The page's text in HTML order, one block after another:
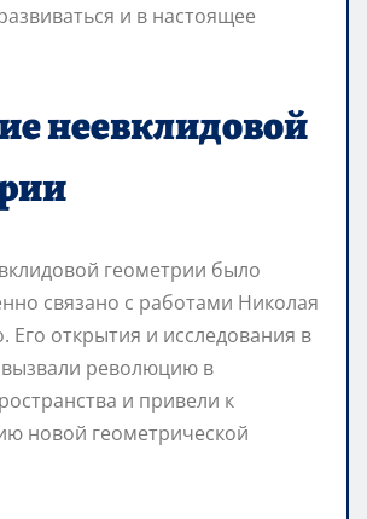
и в настоящее
неевклидовой
геометрии было
связано с работами Николая
Его открытия и исследования в
вызвали революцию в
и привели к
новой геометрической